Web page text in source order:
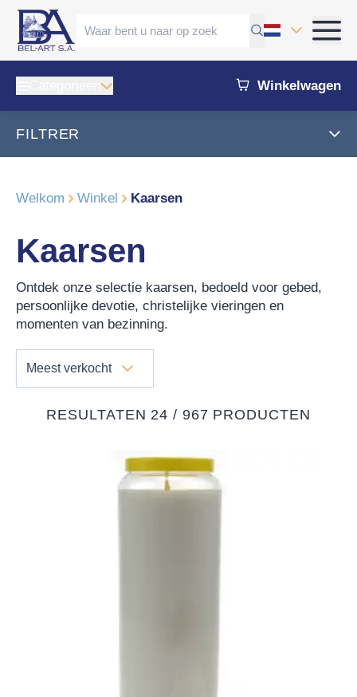
Winkelwagen
FILTRER
Welkom Winkel Kaarsen
Kaarsen
Ontdek onze selectie kaarsen, bedoeld voor gebed,
persoonlijke devotie, christelijke vieringen en
momenten van bezinning.
Meest verkocht
RESULTATEN 24 / 967 PRODUCTEN